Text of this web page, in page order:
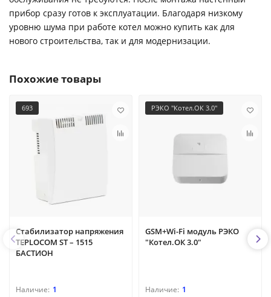
прибор сразу готов к эксплуатации. Благодаря низкому
уровню шума при работе котел можно купить как для
нового строительства, так и для модернизации.
Похожие товары
693
Стабилизатор напряжения
TEPLOCOM ST – 1515
БАСТИОН
1
РЭКО "Котел.ОК 3.0"
GSM+Wi-Fi модуль РЭКО
"Котел.ОК 3.0"
1